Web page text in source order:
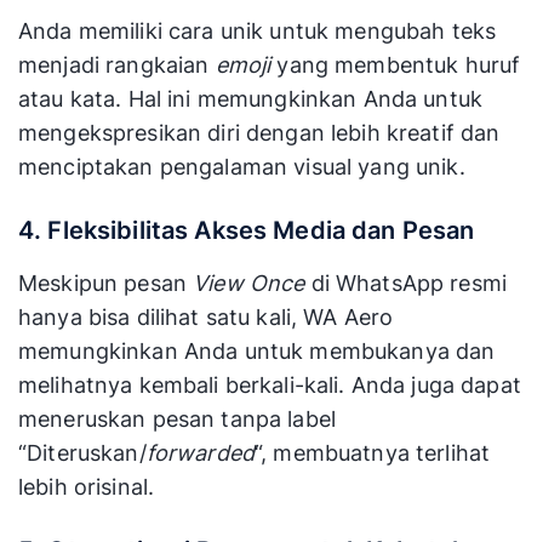
Anda memiliki cara unik untuk mengubah teks
menjadi rangkaian emojiyang membentuk huruf
atau kata. Hal ini memungkinkan Anda untuk
mengekspresikan diri dengan lebih kreatif dan
menciptakan pengalaman visual yang unik.
4. Fleksibilitas Akses Media dan Pesan
Meskipun pesan View Oncedi WhatsApp resmi
hanya bisa dilihat satu kali, WA Aero
memungkinkan Anda untuk membukanya dan
melihatnya kembali berkali-kali. Anda juga dapat
meneruskan pesan tanpa label
“Diteruskan/forwarded“, membuatnya terlihat
lebih orisinal.